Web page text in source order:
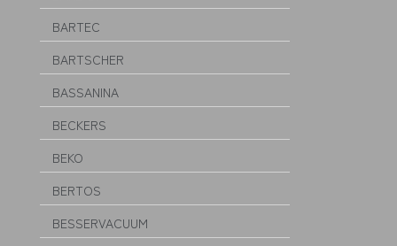
BARTEC
BARTSCHER
BASSANINA
BECKERS
BEKO
BERTOS
BESSERVACUUM